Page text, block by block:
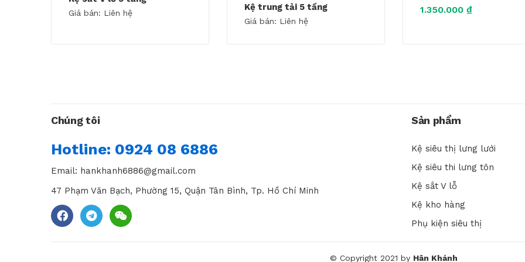
Giá bán: Liên hệ
Kệ trung tải 5 tầng
Giá bán: Liên hệ
1.350.000 ₫
Chúng tôi
Hotline: 0924 08 6886
Email: hankhanh6886@gmail.com
47 Phạm Văn Bạch, Phường 15, Quận Tân Bình, Tp. Hồ Chí Minh
Sản phẩm
Kệ siêu thị lưng lưới
Kệ siêu thi lưng tôn
Kệ sắt V lỗ
Kệ kho hàng
Phụ kiện siêu thị
© Copyright 2021 by Hân Khánh